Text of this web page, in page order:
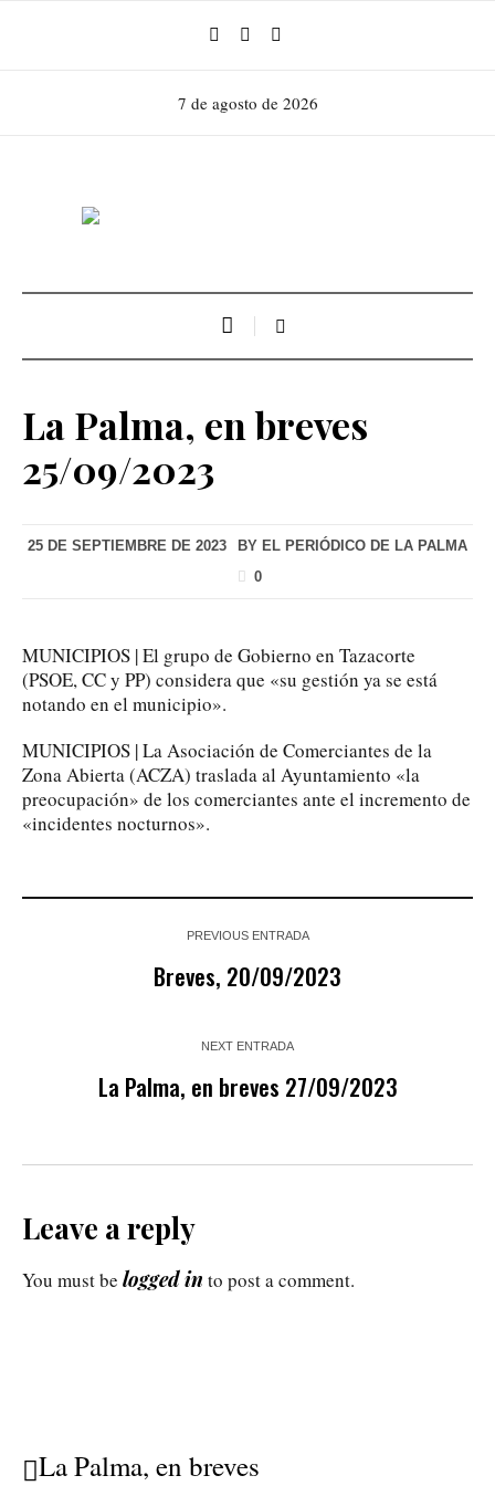
7 de agosto de 2026
La Palma, en breves
25/09/2023
25 DE SEPTIEMBRE DE 2023 BY EL PERIÓDICO DE LA PALMA
0
MUNICIPIOS | El grupo de Gobierno en Tazacorte
(PSOE, CC y PP) considera que «su gestión ya se está
notando en el municipio».
MUNICIPIOS | La Asociación de Comerciantes de la
Zona Abierta (ACZA) traslada al Ayuntamiento «la
preocupación» de los comerciantes ante el incremento de
«incidentes nocturnos».
PREVIOUS ENTRADA
Breves, 20/09/2023
NEXT ENTRADA
La Palma, en breves 27/09/2023
Leave a reply
You must be logged in to post a comment.
La Palma, en breves